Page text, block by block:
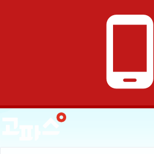
phone_android